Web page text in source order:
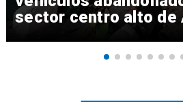
sector centro alto de